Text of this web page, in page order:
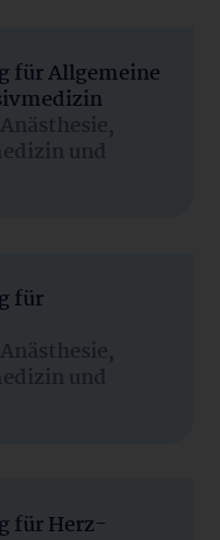
für Allgemeine
und
für
und
für Herz-